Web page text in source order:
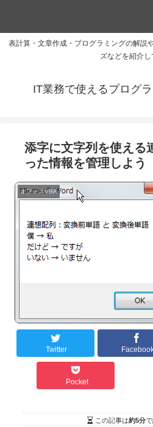
表計算・文章作成・プログラミングの解説
ズなどを紹介し
IT業務で使えるプログ
添字に文字列を使える
った情報を管理しよう
オフィスVBA
Twitter
Pocket
この記事は約5分で